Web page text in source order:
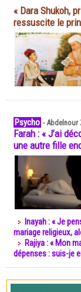
« Dara Shukoh,
ressuscite le
Psycho -Abdelnour
Farah : « J’ai
une autre fille
Inayah : « Je
mariage religieux,
Rajiya : « Mon
dépenses : suis-je